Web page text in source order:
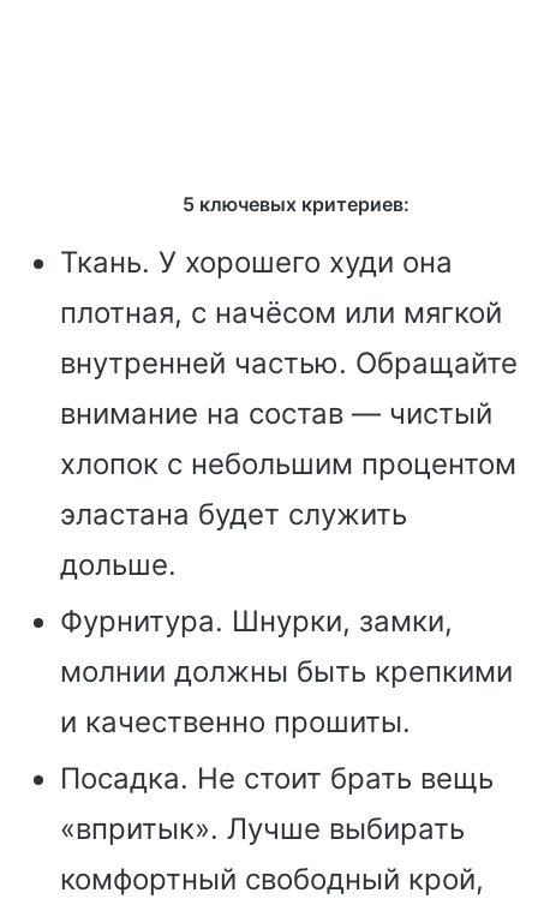
5 ключевых критериев:
Ткань. У хорошего худи она
плотная, с начёсом или мягкой
внутренней частью. Обращайте
внимание на состав — чистый
хлопок с небольшим процентом
эластана будет служить
дольше.
Фурнитура. Шнурки, замки,
молнии должны быть крепкими
и качественно прошиты.
Посадка. Не стоит брать вещь
«впритык». Лучше выбирать
комфортный свободный крой,